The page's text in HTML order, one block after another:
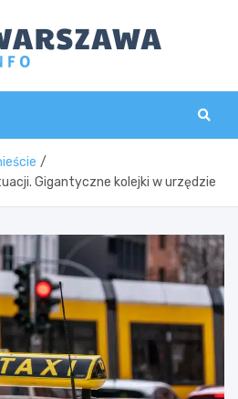
Gigantyczne kolejki w urzędzie